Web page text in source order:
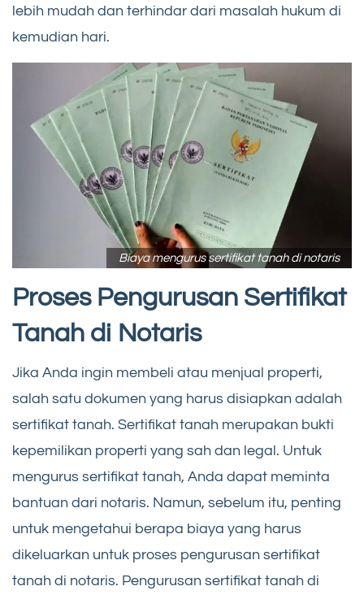
lebih mudah dan terhindar dari masalah hukum di
kemudian hari.
Biaya mengurus sertifikat tanah di notaris
Proses Pengurusan Sertifikat
Tanah di Notaris
Jika Anda ingin membeli atau menjual properti,
salah satu dokumen yang harus disiapkan adalah
sertifikat tanah. Sertifikat tanah merupakan bukti
kepemilikan properti yang sah dan legal. Untuk
mengurus sertifikat tanah, Anda dapat meminta
bantuan dari notaris. Namun, sebelum itu, penting
untuk mengetahui berapa biaya yang harus
dikeluarkan untuk proses pengurusan sertifikat
tanah di notaris. Pengurusan sertifikat tanah di